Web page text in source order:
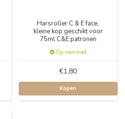
Harsroller C & E face,
kleine kop geschikt voor
75ml C&E patronen
Op voorraad
€1,80
Kopen